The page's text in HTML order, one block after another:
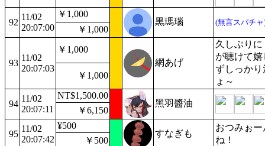
92
11/02
20:07:00
￥1,000
黒瑪瑙 (無言スパチャ
￥1,000
93
11/02
20:07:03
￥1,000
網あげ
久しぶり
が聴けて
ずしっか
ょ～
￥1,000
94
11/02
20:07:11
NT$1,500.00
黑羽醬油
￥6,150
95
11/02
20:07:42
¥500
すなぎも
おつみぉ
ね！
￥500